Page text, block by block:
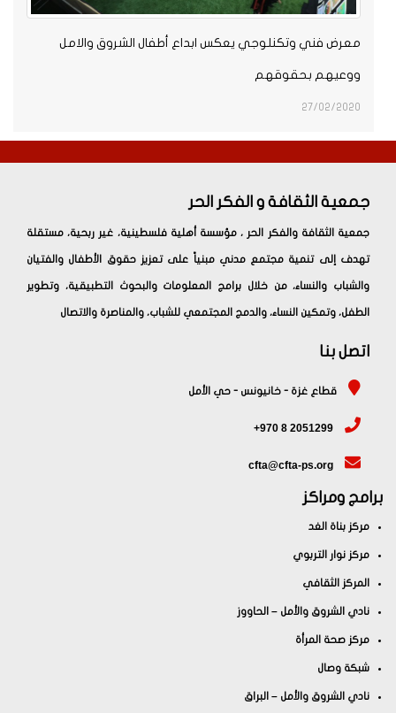
معرض فني وتكنلوجي يعكس ابداع أطفال الشروق والامل
ووعيهم بحقوقهم
27/02/2020
جمعية الثقافة و الفكر الحر
جمعية الثقافة والفكر الحر ، مؤسسة أهلية فلسطينية، غير ربحية، مستقلة
تهدف إلى تنمية مجتمع مدني مبنياً على تعزيز حقوق الأطفال والفتيان
والشباب والنساء، من خلال برامج المعلومات والبحوث التطبيقية، وتطوير
الطفل، وتمكين النساء، والدمج المجتمعي للشباب، والمناصرة والاتصال
اتصل بنا
قطاع غزة - خانيونس - حي الأمل
+970 8 2051299
cfta@cfta-ps.org
برامج ومراكز
مركز بناة الغد
مركز نوار التربوي
المركز الثقافي
نادي الشروق والأمل – الحاووز
مركز صحة المرأة
شبكة وصال
نادي الشروق والأمل – البراق